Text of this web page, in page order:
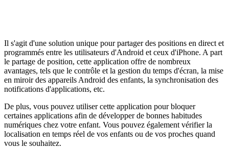
Il s'agit d'une solution unique pour partager des positions en direct et
programmés entre les utilisateurs d'Android et ceux d'iPhone. A part
le partage de position, cette application offre de nombreux
avantages, tels que le contrôle et la gestion du temps d'écran, la mise
en miroir des appareils Android des enfants, la synchronisation des
notifications d'applications, etc.
De plus, vous pouvez utiliser cette application pour bloquer
certaines applications afin de développer de bonnes habitudes
numériques chez votre enfant. Vous pouvez également vérifier la
localisation en temps réel de vos enfants ou de vos proches quand
vous le souhaitez.